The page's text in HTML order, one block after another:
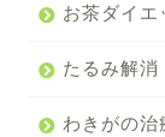
お茶ダイエ
たるみ解消
わきがの治